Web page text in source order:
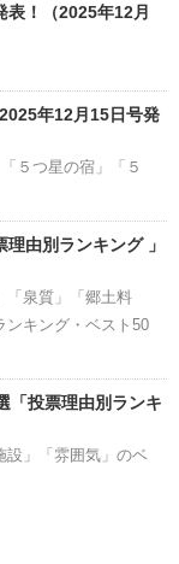
！（2025年12月
年12月15日号発
５つ星の宿」「５
由別ランキング 」
「泉質」「郷土料
ンキング・ベスト50
「投票理由別ランキ
設」「雰囲気」のベ